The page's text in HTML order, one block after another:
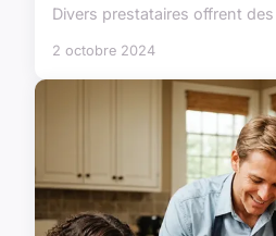
Divers prestataires offrent
2 octobre 2024